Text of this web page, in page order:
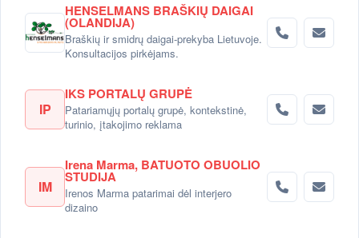
HENSELMANS BRAŠKIŲ DAIGAI
(OLANDIJA)
Braškių ir smidrų daigai-prekyba Lietuvoje.
Konsultacijos pirkėjams.
IP
IKS PORTALŲ GRUPĖ
Patariamųjų portalų grupė, kontekstinė,
turinio, įtakojimo reklama
IM
Irena Marma, BATUOTO OBUOLIO
STUDIJA
Irenos Marma patarimai dėl interjero
dizaino